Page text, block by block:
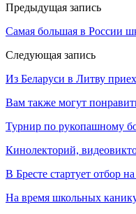
Предыдущая запись
Самая большая в России
Следующая запись
Из Беларуси в Литву
Вам также могут
Турнир по рукопашному
Кинолекторий,
В Бресте стартует отбор
На время школьных